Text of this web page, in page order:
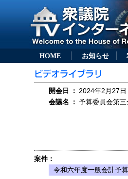
HOME お知らせ
開会日 ： 2024年2月27日
会議名
： 予算委員会第
案件：
令和六年度一般会計予